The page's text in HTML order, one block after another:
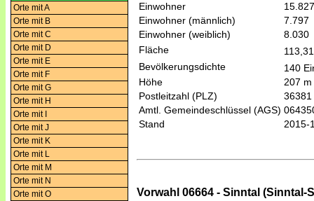
Orte mit A
Orte mit B
Orte mit C
Orte mit D
Orte mit E
Orte mit F
Orte mit G
Orte mit H
Orte mit I
Orte mit J
Orte mit K
Orte mit L
Orte mit M
Orte mit N
Orte mit O
Einwohner
15.827
Einwohner (männlich)
7.797
Einwohner (weiblich)
8.030
Fläche
Bevölkerungsdichte
140
Höhe
207 m
Postleitzahl (PLZ)
36381
Amtl. Gemeindeschlüssel (AGS)
Stand
2015-
Vorwahl 06664 - Sinntal (Sinntal-